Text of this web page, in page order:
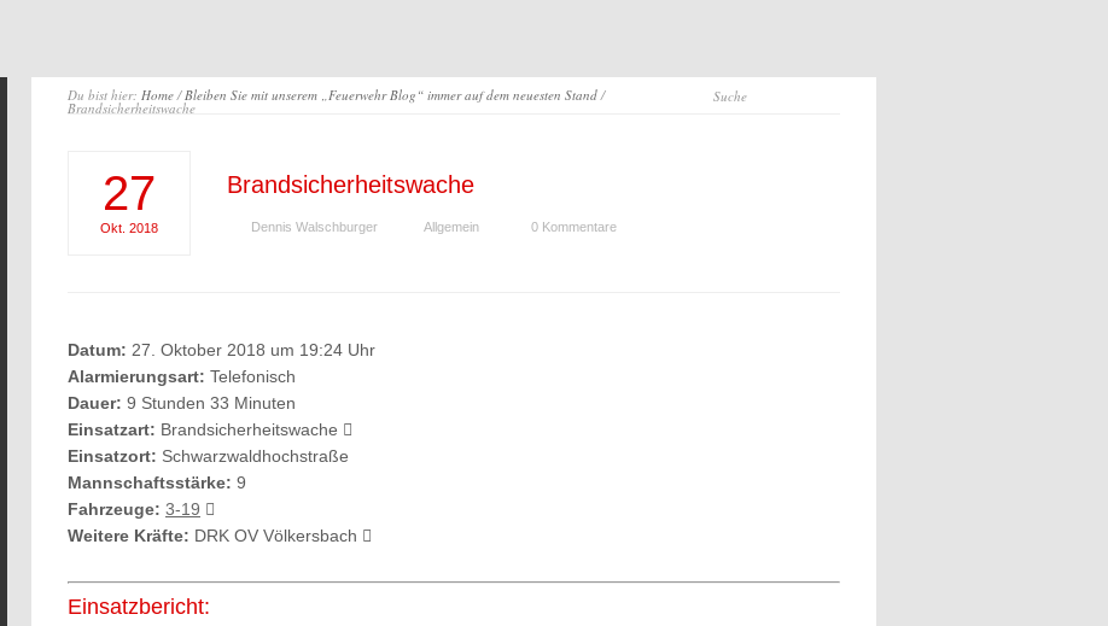
Du bist hier: Home/Bleiben Sie mit unserem „Feuerwehr Blog“ immer auf dem neuesten Stand/
Brandsicherheitswache
27
Okt. 2018
Brandsicherheitswache
Dennis Walschburger Allgemein 0 Kommentare
Datum: 27. Oktober 2018 um 19:24 Uhr
Alarmierungsart: Telefonisch
Dauer: 9 Stunden 33 Minuten
Einsatzart: Brandsicherheitswache
Einsatzort: Schwarzwaldhochstraße
Mannschaftsstärke: 9
Fahrzeuge: 3-19
Weitere Kräfte: DRK OV Völkersbach
Einsatzbericht: